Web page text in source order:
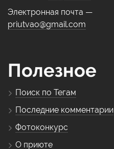
Электронная почта —
priutvao@gmail.com
Полезное
Поиск по Тегам
Последние комментарии
Фотоконкурс
О приюте